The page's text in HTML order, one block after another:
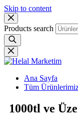
Skip to content
Products search
Ana Sayfa
Tüm
1000tl ve